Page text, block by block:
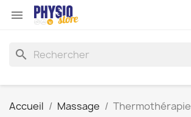

search
Accueil Massage Thermothérapie